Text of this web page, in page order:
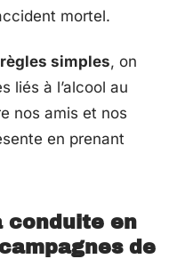
mortel.
règles simples, on
liés à l’alcool au
nos amis et nos
en prenant
conduite en
de